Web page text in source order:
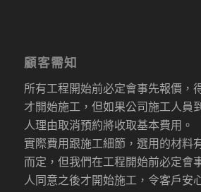
顧客需知
所有工程開始前必定會事先報價，
才開始施工，但如果公司施工人員
人理由取消預約將收取基本費用。
實際費用跟施工細節，選用的材料
而定，但我們在工程開始前必定會
人同意之後才開始施工，令客戶安